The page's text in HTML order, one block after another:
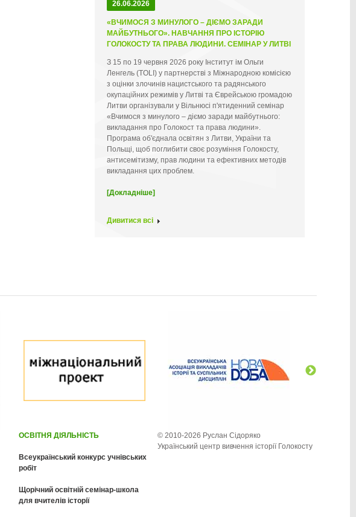
26.06.2026
«ВЧИМОСЯ З МИНУЛОГО – ДІЄМО ЗАРАДИ
МАЙБУТНЬОГО». НАВЧАННЯ ПРО ІСТОРІЮ
ГОЛОКОСТУ ТА ПРАВА ЛЮДИНИ. СЕМІНАР У ЛИТВІ
З 15 по 19 червня 2026 року Інститут ім Ольги
Ленгель (TOLI) у партнерстві з Міжнародною комісією
з оцінки злочинів нацистського та радянського
окупаційних режимів у Литві та Єврейською громадою
Литви організували у Вільнюсі п'ятиденний семінар
«Вчимося з минулого – діємо заради майбутнього:
викладання про Голокост та права людини».
Програма об'єднала освітян з Литви, України та
Польщі, щоб поглибити своє розуміння Голокосту,
антисемітизму, прав людини та ефективних методів
викладання цих проблем.
[Докладніше]
Дивитися всі
ОСВІТНЯ ДІЯЛЬНІСТЬ
Всеукраїнський конкурс учнівських
робіт
Щорічний освітній семінар-школа
для вчителів історії
© 2010-2026 Руслан Сідоряко
Український центр вивчення історії Голокосту